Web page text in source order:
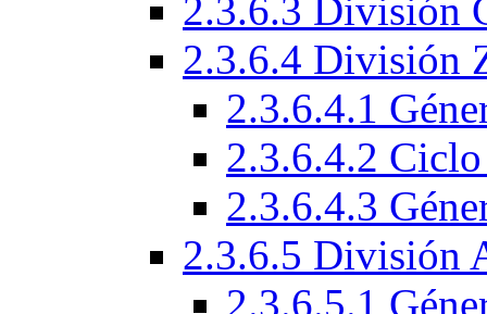
2.3.6.3 División
2.3.6.4 División
2.3.6.4.1
2.3.6.4.2
2.3.6.4.3
2.3.6.5 División
2.3.6.5.1